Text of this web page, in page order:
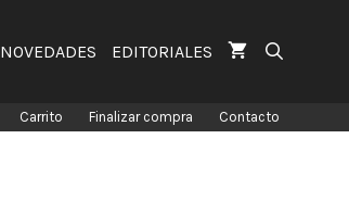
NOVEDADES EDITORIALES
Carrito Finalizar compra Contacto